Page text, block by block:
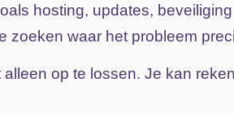
hosting, updates,
zoeken waar het probleem
alleen op te lossen. Je kan